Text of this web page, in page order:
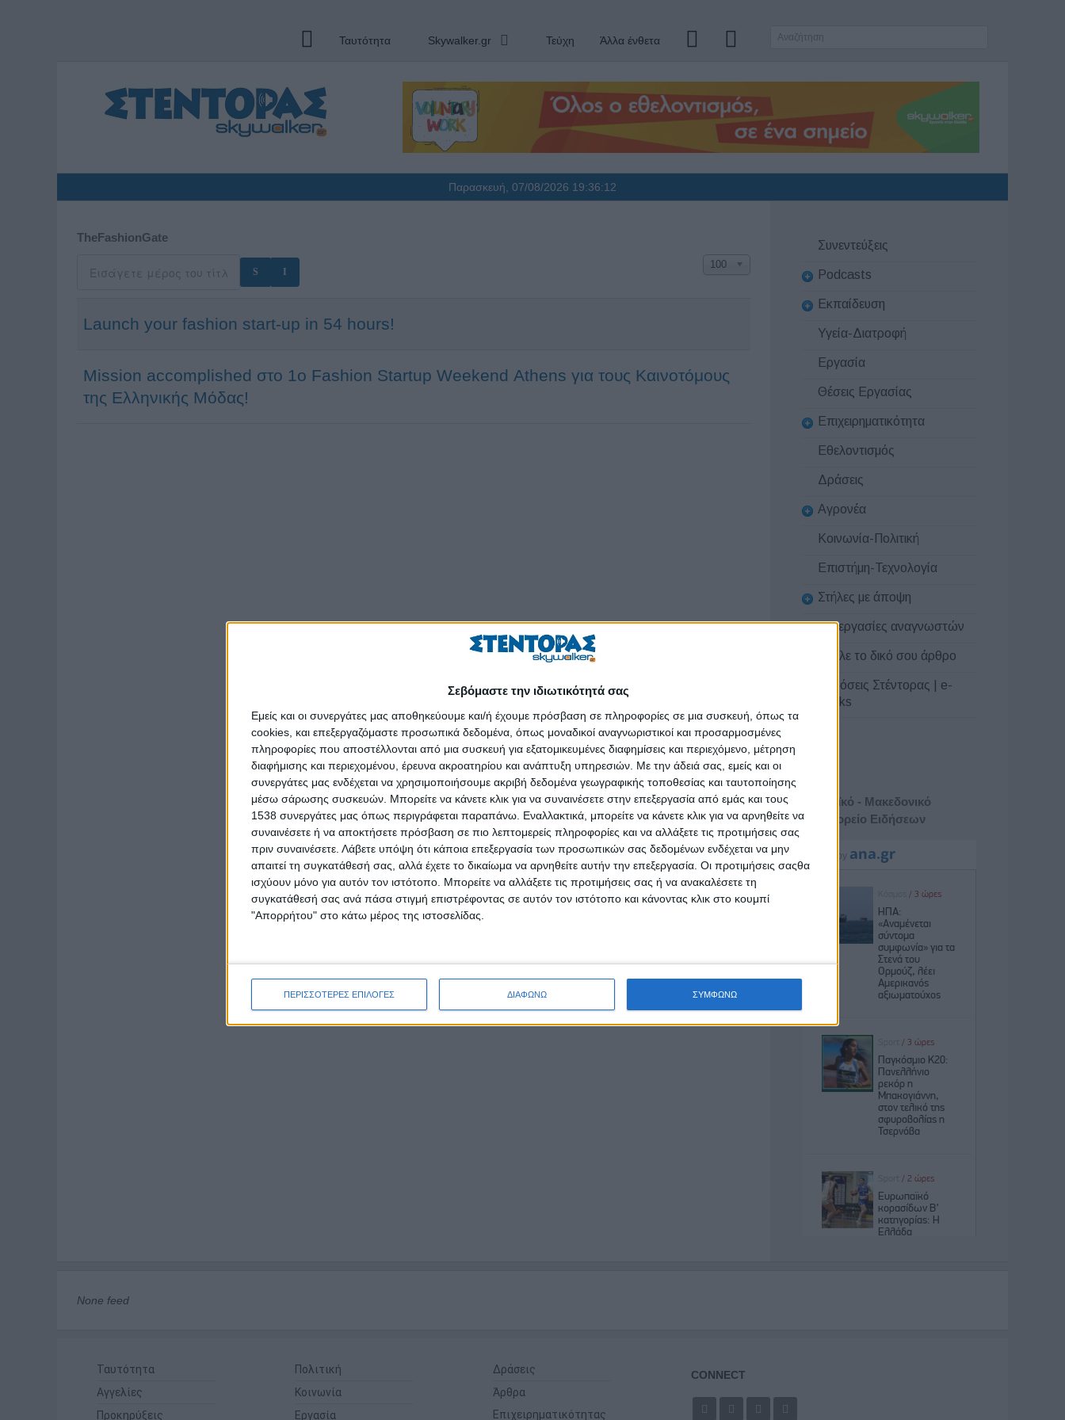
Σεβόμαστε την ιδιωτικότητά σας
Εμείς και οι συνεργάτες μας αποθηκεύουμε και/ή έχουμε πρόσβαση σε πληροφορίες σε μια συσκευή, όπως τα
cookies, και επεξεργαζόμαστε προσωπικά δεδομένα, όπως μοναδικοί αναγνωριστικοί και προσαρμοσμένες
πληροφορίες που αποστέλλονται από μια συσκευή για εξατομικευμένες διαφημίσεις και περιεχόμενο, μέτρηση
διαφήμισης και περιεχομένου, έρευνα ακροατηρίου και ανάπτυξη υπηρεσιών. Με την άδειά σας, εμείς και οι
συνεργάτες μας ενδέχεται να χρησιμοποιήσουμε ακριβή δεδομένα γεωγραφικής τοποθεσίας και ταυτοποίησης
μέσω σάρωσης συσκευών. Μπορείτε να κάνετε κλικ για να συναινέσετε στην επεξεργασία από εμάς και τους
1538 συνεργάτες μας όπως περιγράφεται παραπάνω. Εναλλακτικά, μπορείτε να κάνετε κλικ για να αρνηθείτε να
συναινέσετε ή να αποκτήσετε πρόσβαση σε πιο λεπτομερείς πληροφορίες και να αλλάξετε τις προτιμήσεις σας
πριν συναινέσετε. Λάβετε υπόψη ότι κάποια επεξεργασία των προσωπικών σας δεδομένων ενδέχεται να μην
απαιτεί τη συγκατάθεσή σας, αλλά έχετε το δικαίωμα να αρνηθείτε αυτήν την επεξεργασία. Οι προτιμήσεις σαςθα
ισχύουν μόνο για αυτόν τον ιστότοπο. Μπορείτε να αλλάξετε τις προτιμήσεις σας ή να ανακαλέσετε τη
συγκατάθεσή σας ανά πάσα στιγμή επιστρέφοντας σε αυτόν τον ιστότοπο και κάνοντας κλικ στο κουμπί
"Απορρήτου" στο κάτω μέρος της ιστοσελίδας.
ΠΕΡΙΣΣΟΤΕΡΕΣ ΕΠΙΛΟΓΕΣ ΔΙΑΦΩΝΩ ΣΥΜΦΩΝΩ
Ταυτότητα Skywalker.gr Τεύχη Άλλα ένθετα
Παρασκευή, 07/08/2026 19:36:12
TheFashionGate
100
Launch your fashion start-up in 54 hours!
Mission accomplished στο 1o Fashion Startup Weekend Αthens για τoυς Καινοτόμους
της Ελληνικής Μόδας!
Συνεντεύξεις
Podcasts
Εκπαίδευση
Υγεία-Διατροφή
Εργασία
Θέσεις Εργασίας
Επιχειρηματικότητα
Εθελοντισμός
Δράσεις
Αγρονέα
Κοινωνία-Πολιτική
Επιστήμη-Τεχνολογία
Στήλες με άποψη
Συνεργασίες αναγνωστών
Στείλε το δικό σου άρθρο
Εκδόσεις Στέντορας | e-
books
Αθηναϊκό - Μακεδονικό
Πρακτορείο Ειδήσεων
None feed
Ταυτότητα
Αγγελίες
Προκηρύξεις
Πολιτική
Κοινωνία
Εργασία
Δράσεις
Άρθρα
Επιχειρηματικότητας
CONNECT